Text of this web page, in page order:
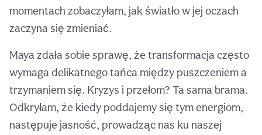
momentach zobaczyłam, jak światło w jej oczach
zaczyna się zmieniać.
Maya zdała sobie sprawę, że transformacja często
wymaga delikatnego tańca między puszczeniem a
trzymaniem się. Kryzys i przełom? Ta sama brama.
Odkryłam, że kiedy poddajemy się tym energiom,
następuje jasność, prowadząc nas ku naszej